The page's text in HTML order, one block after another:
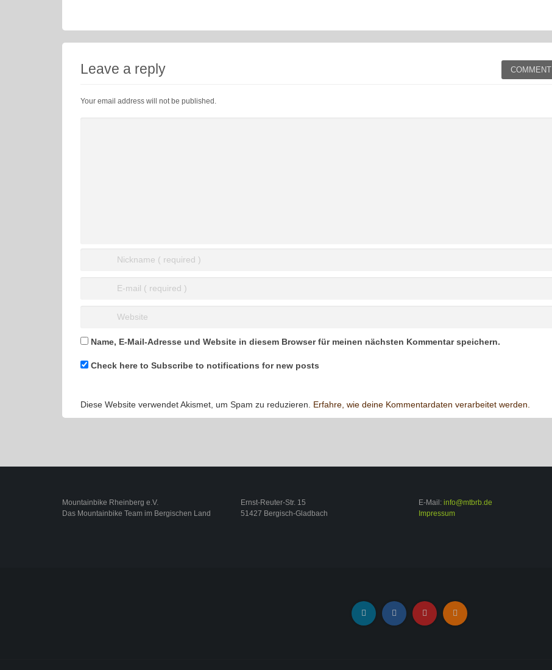
Leave a reply COMMENT
Your email address will not be published.
Name, E-Mail-Adresse und Website in diesem Browser für meinen nächsten Kommentar speichern.
Check here to Subscribe to notifications for new posts
Diese Website verwendet Akismet, um Spam zu reduzieren. Erfahre, wie deine Kommentardaten verarbeitet werden.
Mountainbike Rheinberg e.V.
Das Mountainbike Team im Bergischen Land
Ernst-Reuter-Str. 15
51427 Bergisch-Gladbach
E-Mail: info@mtbrb.de
Impressum